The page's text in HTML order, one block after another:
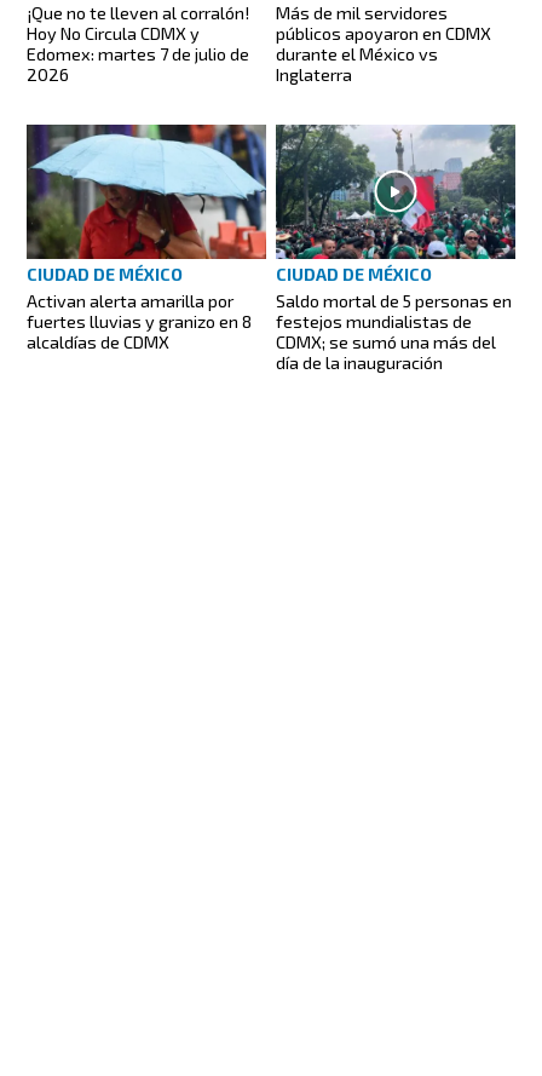
¡Que no te lleven al corralón!
Hoy No Circula CDMX y
Edomex: martes 7 de julio de
2026
Más de mil servidores
públicos apoyaron en CDMX
durante el México vs
Inglaterra
CIUDAD DE MÉXICO
Activan alerta amarilla por
fuertes lluvias y granizo en 8
alcaldías de CDMX
CIUDAD DE MÉXICO
Saldo mortal de 5 personas en
festejos mundialistas de
CDMX; se sumó una más del
día de la inauguración